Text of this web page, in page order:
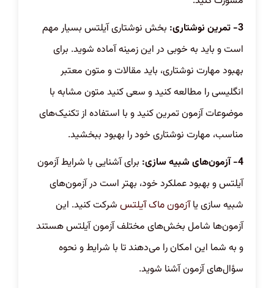
3- تمرین نوشتاری:
بخش نوشتاری آیلتس بسیار مهم
است و باید به خوبی در این زمینه آماده شوید. برای
بهبود مهارت نوشتاری، باید مقالات و متون معتبر
انگلیسی را مطالعه کنید و سعی کنید متون مشابه با
موضوعات آزمون تمرین کنید و با استفاده از تکنیک‌های
مناسب، مهارت نوشتاری خود را بهبود ببخشید.
4- آزمون‌های شبیه سازی:
برای آشنایی با شرایط آزمون
آیلتس و بهبود عملکرد خود، بهتر است در آزمون‌های
شبیه سازی یاآزمون ماک آیلتس شرکت کنید. این
آزمون‌ها شامل بخش‌های مختلف آزمون آیلتس هستند
و به شما این امکان را می‌دهند تا با شرایط و نحوه
سؤال‌های آزمون آشنا شوید.